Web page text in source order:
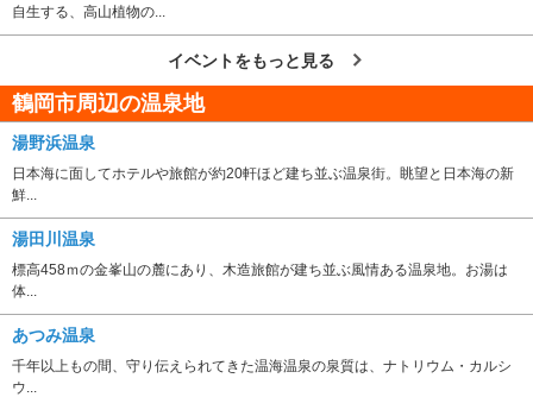
自生する、高山植物の...
イベントをもっと見る
鶴岡市周辺の温泉地
湯野浜温泉
日本海に面してホテルや旅館が約20軒ほど建ち並ぶ温泉街。眺望と日本海の新
鮮...
湯田川温泉
標高458ｍの金峯山の麓にあり、木造旅館が建ち並ぶ風情ある温泉地。お湯は
体...
あつみ温泉
千年以上もの間、守り伝えられてきた温海温泉の泉質は、ナトリウム・カルシ
ウ...